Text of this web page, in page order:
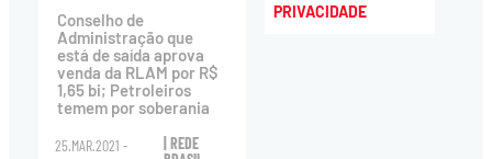
Conselho de
Administração que
está de saída aprova
venda da RLAM por R$
1,65 bi; Petroleiros
temem por soberania
25.MAR.2021 -
| REDE
PRIVACIDADE